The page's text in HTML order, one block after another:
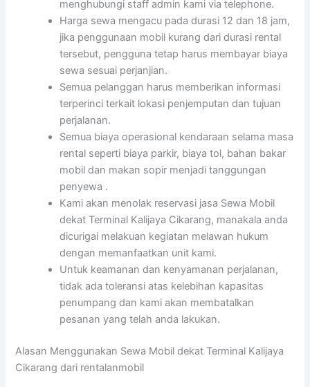
menghubungi staff admin kami via telephone.
Harga sewa mengacu pada durasi 12 dan 18 jam,
jika penggunaan mobil kurang dari durasi rental
tersebut, pengguna tetap harus membayar biaya
sewa sesuai perjanjian.
Semua pelanggan harus memberikan informasi
terperinci terkait lokasi penjemputan dan tujuan
perjalanan.
Semua biaya operasional kendaraan selama masa
rental seperti biaya parkir, biaya tol, bahan bakar
mobil dan makan sopir menjadi tanggungan
penyewa .
Kami akan menolak reservasi jasa Sewa Mobil
dekat Terminal Kalijaya Cikarang, manakala anda
dicurigai melakuan kegiatan melawan hukum
dengan memanfaatkan unit kami.
Untuk keamanan dan kenyamanan perjalanan,
tidak ada toleransi atas kelebihan kapasitas
penumpang dan kami akan membatalkan
pesanan yang telah anda lakukan.
Alasan Menggunakan Sewa Mobil dekat Terminal Kalijaya
Cikarang dari rentalanmobil